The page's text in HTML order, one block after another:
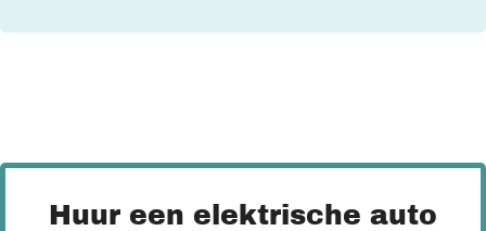
Huur een elektrische auto